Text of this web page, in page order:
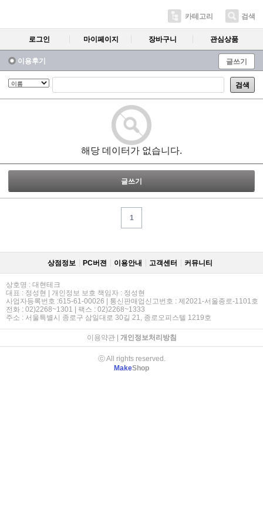
카테고리 검색
로그인 마이페이지 장바구니 관심상품
이용후기 글쓰기
검색
해당 데이터가 없습니다.
글쓰기
1
상점정보 PC버젼 이용안내 고객센터 커뮤니티
상호명 : 대현테크
대표 : 정성현 | 개인정보 보호 책임자 : 정성현
사업자등록번호 :615-61-00026 | 통신판매업신고번호 : 제2021-서울종로-1101호
전화 : 02)2268~1301 | 팩스 : 02)2268~1333
주소 : 서울특별시 종로구 삼일대로 30길 21, 종로오피스텔 1219호
이용약관| 개인정보처리방침
ⓒ All rights reserved.
MakeShop